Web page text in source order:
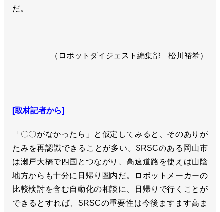
だ。
（ロボットダイジェスト編集部 松川裕希）
[取材記者から]
「〇〇がなかったら」と仮定してみると、そのありが
たみを再認識できることが多い。SRSCのある岡山市
は瀬戸大橋で四国とつながり、高速道路を使えば山陰
地方からも十分に日帰り圏内だ。ロボットメーカーの
比較検討を含む自動化の相談に、日帰りで行くことが
できるとすれば、SRSCの重要性は今後ますます高ま